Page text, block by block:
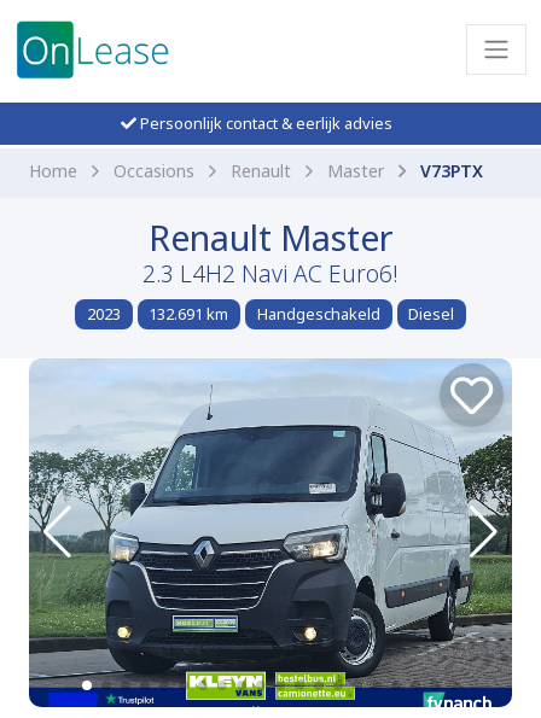
Persoonlijk contact & eerlijk advies
Home Occasions Renault Master V73PTX
Renault Master
2.3 L4H2 Navi AC Euro6!
2023 132.691 km Handgeschakeld Diesel